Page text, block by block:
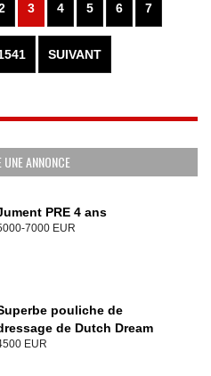
3 4 5 6 7
SUIVANT
UNE ANNONCE
PRE 4 ans
7000 EUR
pouliche de
de Dutch Dream
EUR